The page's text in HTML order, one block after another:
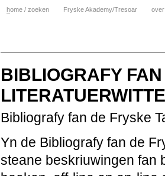
home / zoeken Fryske Akademy/Tresoar
BIBLIOGRAFY
Bibliografy fan de Fryske
Yn de Bibliografy fan de
steane beskriuwingen fan